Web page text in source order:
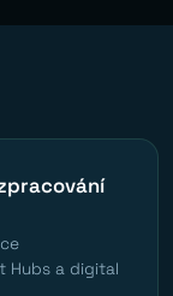
Hubs a digital